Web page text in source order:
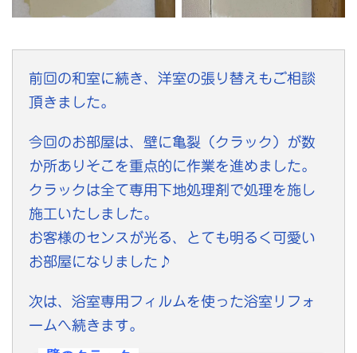
前回の和室に続き、洋室の張り替えもご相談
頂きました。
今回のお部屋は、壁に亀裂（クラック）が数
か所ありそこを重点的に作業を進めました。
クラックは全て専用下地処理剤で処理を施し
施工いたしました。
お客様のセンスが光る、とても明るく可愛い
お部屋になりました♪
次は、浴室専用フィルムを使った浴室リフォ
ームへ続きます。